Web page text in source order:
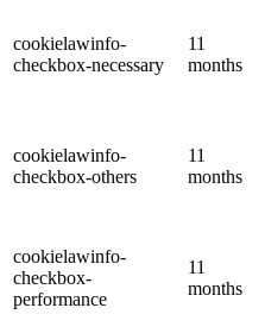
cookielawinfo-
checkbox-necessary
11
months
cookielawinfo-
checkbox-others
11
months
cookielawinfo-
checkbox-
performance
11
months